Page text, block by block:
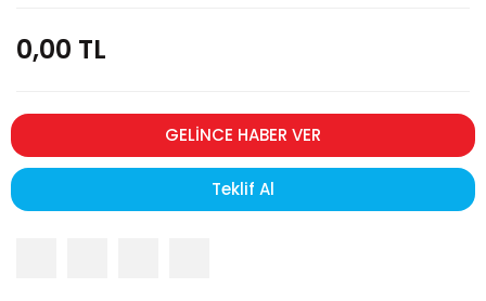
0,00 TL
GELİNCE HABER VER
Teklif Al